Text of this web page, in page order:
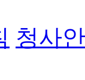
청사